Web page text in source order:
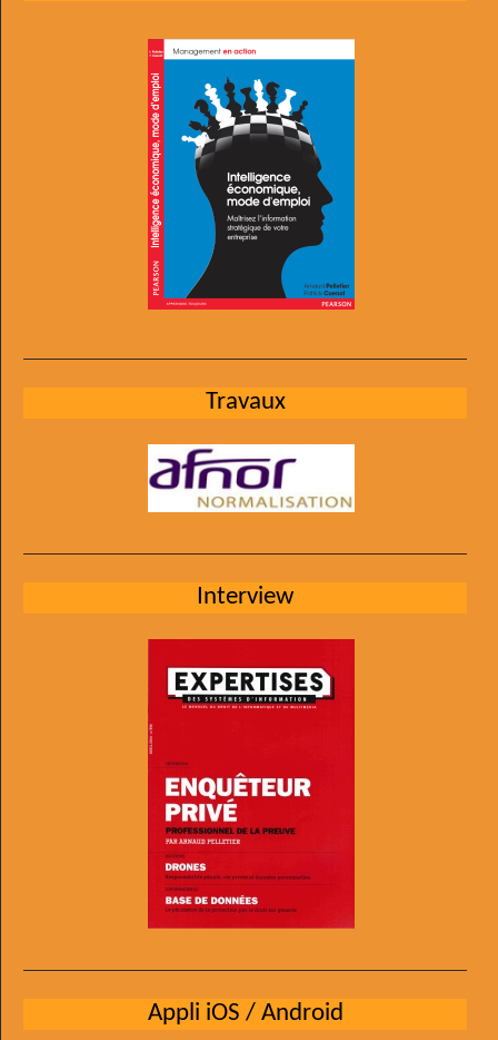
Travaux
Interview
Appli iOS / Android